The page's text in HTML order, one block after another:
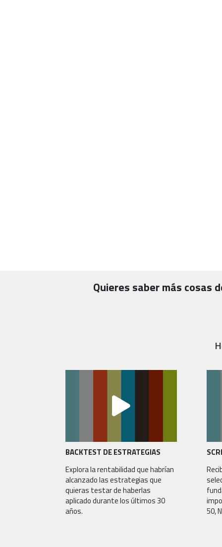
Quieres saber más cosas
BACKTEST DE ESTRATEGIAS
Explora la rentabilidad que habrían
alcanzado las estrategias que
quieras testar de haberlas
aplicado durante los últimos 30
años.
50,